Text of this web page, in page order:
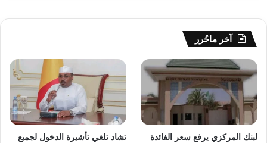
آخر ماحُرر
لبنك المركزي يرفع سعر الفائدة
تشاد تلغي تأشيرة الدخول لجميع